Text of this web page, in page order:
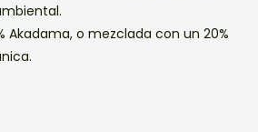
Akadama, o mezclada con un 20%